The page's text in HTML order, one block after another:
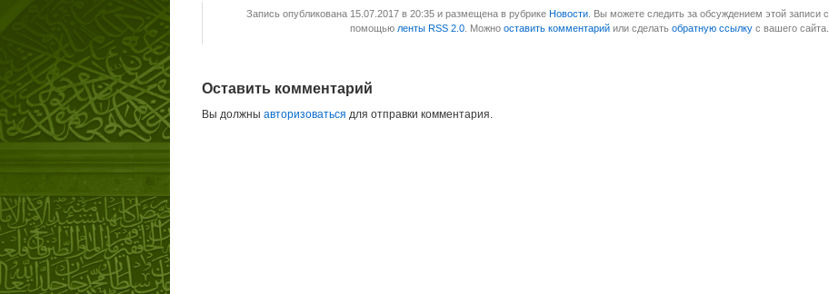
Запись опубликована 15.07.2017 в 20:35 и размещена в рубрике Новости . Вы можете следить за обсуждением этой записи с
помощью ленты RSS 2.0 . Можно оставить комментарий или сделать обратную ссылку с вашего сайта.
Оставить комментарий
Вы должны авторизоваться для отправки комментария.